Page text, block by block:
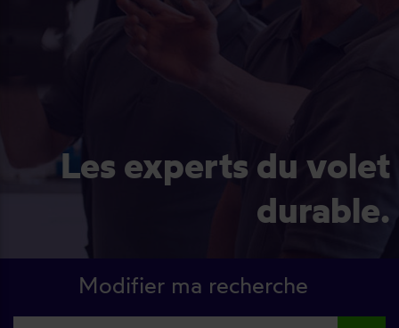
Les experts du volet
durable.
Modifier ma recherche